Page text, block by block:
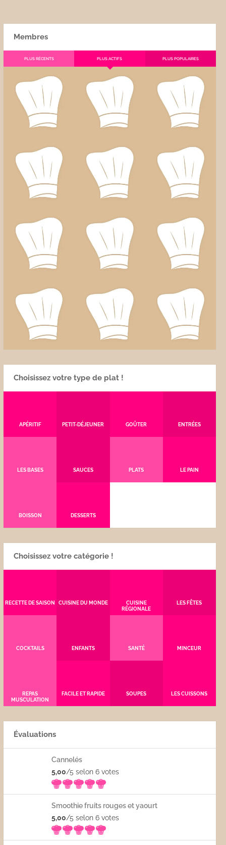
Membres
PLUS RÉCENTS PLUS ACTIFS PLUS POPULAIRES
Choisissez votre type de plat !
APÉRITIF PETIT-DÉJEUNER GOÛTER ENTRÉES
LES BASES SAUCES PLATS LE PAIN
BOISSON DESSERTS
Choisissez votre catégorie !
RECETTE DE SAISON CUISINE DU MONDE
CUISINE
RÉGIONALE
LES FÊTES
COCKTAILS ENFANTS SANTÉ MINCEUR
REPAS
MUSCULATION
FACILE ET RAPIDE SOUPES LES CUISSONS
Évaluations
Cannelés
5,00/5 selon 6votes
Smoothie fruits rouges et yaourt
5,00/5 selon 6votes